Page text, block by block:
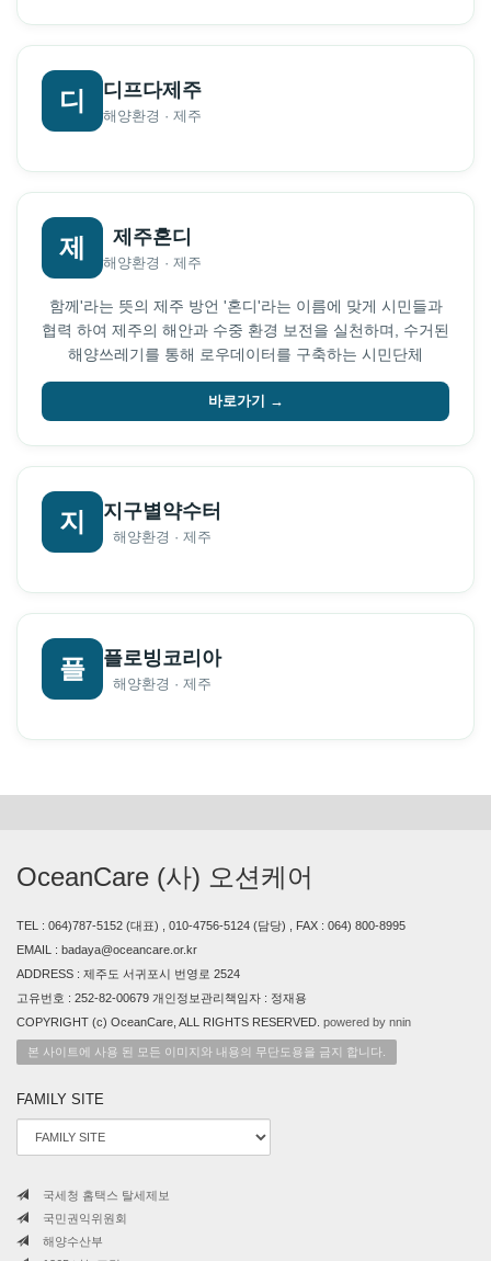
디 디프다제주
해양환경 · 제주
제 제주혼디
해양환경 · 제주
함께'라는 뜻의 제주 방언 '혼디'라는 이름에 맞게 시민들과
협력 하여 제주의 해안과 수중 환경 보전을 실천하며, 수거된
해양쓰레기를 통해 로우데이터를 구축하는 시민단체
바로가기 →
지 지구별약수터
해양환경 · 제주
플 플로빙코리아
해양환경 · 제주
OceanCare (사) 오션케어
TEL : 064)787-5152 (대표) , 010-4756-5124 (담당) , FAX : 064) 800-8995
EMAIL : badaya@oceancare.or.kr
ADDRESS : 제주도 서귀포시 번영로 2524
고유번호 : 252-82-00679 개인정보관리책임자 : 정재용
COPYRIGHT (c) OceanCare, ALL RIGHTS RESERVED. powered by nnin
본 사이트에 사용 된 모든 이미지와 내용의 무단도용을 금지 합니다.
FAMILY SITE
국세청 홈택스 탈세제보
국민권익위원회
해양수산부